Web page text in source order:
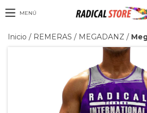
MENÚ
Inicio / REMERAS / MEGADANZ /